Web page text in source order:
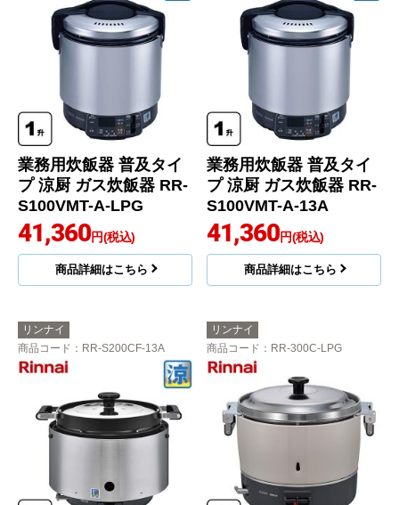
業務用炊飯器 普及タイ
プ 涼厨 ガス炊飯器 RR-
S100VMT-A-LPG
41,360円(税込)
商品詳細はこちら
業務用炊飯器 普及タイ
プ 涼厨 ガス炊飯器 RR-
S100VMT-A-13A
41,360円(税込)
商品詳細はこちら
リンナイ
商品コード ：RR-S200CF-13A
リンナイ
商品コード ：RR-300C-LPG